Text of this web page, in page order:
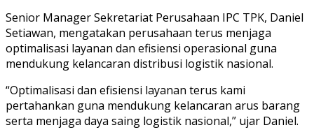
Senior Manager Sekretariat Perusahaan IPC TPK, Daniel
Setiawan, mengatakan perusahaan terus menjaga
optimalisasi layanan dan efisiensi operasional guna
mendukung kelancaran distribusi logistik nasional.
“Optimalisasi dan efisiensi layanan terus kami
pertahankan guna mendukung kelancaran arus barang
serta menjaga daya saing logistik nasional,” ujar Daniel.